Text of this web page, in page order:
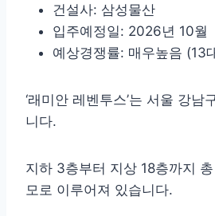
건설사: 삼성물산
입주예정일: 2026년 10월
예상경쟁률: 매우높음 (13
‘래미안 레벤투스’는 서울 강남
니다.
지하 3층부터 지상 18층까지
모로 이루어져 있습니다.